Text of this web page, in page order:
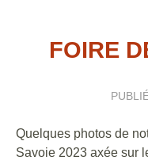
FOIRE
Quelques photos de
Savoie 2023 axée sur